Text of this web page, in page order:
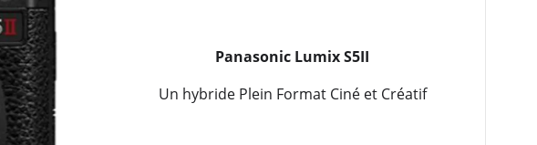
Panasonic Lumix S5II
Un hybride Plein Format Ciné et Créatif